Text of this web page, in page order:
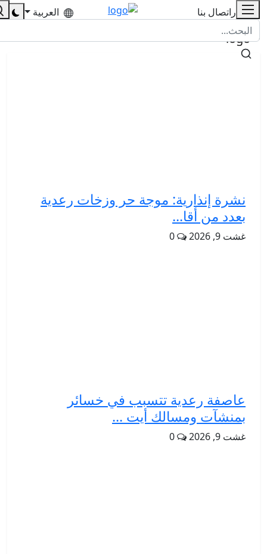
للإشهار اتصال بنا العربية
نشرة إنذارية: موجة حر وزخات رعدية
بعدد من أقا...
غشت 9, 2026 0
عاصفة رعدية تتسبب في خسائر
بمنشآت ومسالك أيت ...
غشت 9, 2026 0